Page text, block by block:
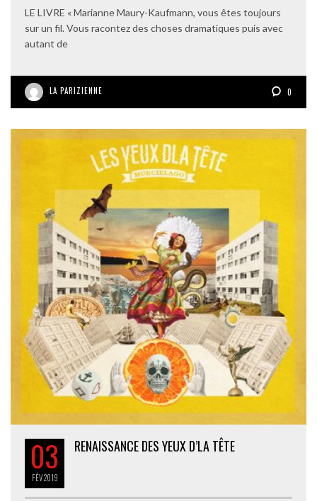
LE LIVRE « Marianne Maury-Kaufmann, vous êtes toujours
sur un fil. Vous racontez des choses dramatiques puis avec
autant de
LA PARIZIENNE 0
03
FÉV2019
RENAISSANCE DES YEUX D’LA TÊTE